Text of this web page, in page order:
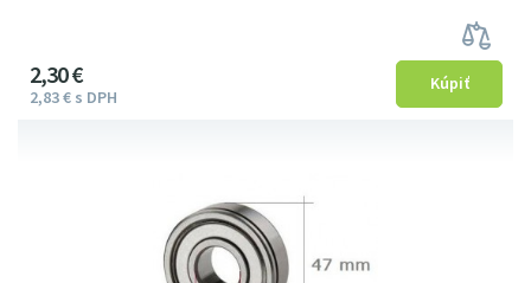
2 30€
2 83€ s DPH